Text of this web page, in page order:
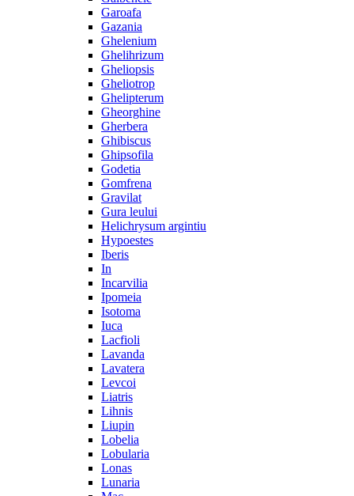
Garoafa
Gazania
Ghelenium
Ghelihrizum
Gheliopsis
Gheliotrop
Ghelipterum
Gheorghine
Gherbera
Ghibiscus
Ghipsofila
Godetia
Gomfrena
Gravilat
Gura leului
Helichrysum argintiu
Hypoestes
Iberis
In
Incarvilia
Ipomeia
Isotoma
Iuca
Lacfioli
Lavanda
Lavatera
Levcoi
Liatris
Lihnis
Liupin
Lobelia
Lobularia
Lonas
Lunaria